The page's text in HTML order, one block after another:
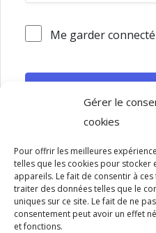
Gérer le
cookies
Pour offrir les meilleures
telles que les cookies pour
appareils. Le fait de consentir à
traiter des données telles que le
uniques sur ce site. Le fait de ne
consentement peut avoir un effet
et fonctions.
Me garder connecté
Copyright - 2022 - Sun